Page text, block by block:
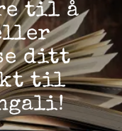
til å
ditt
til